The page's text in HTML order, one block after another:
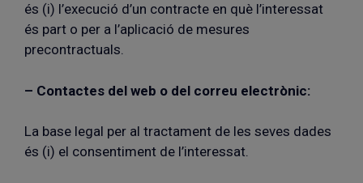
és (i) l’execució d’un contracte en què l’interessat
és part o per a l’aplicació de mesures
precontractuals.
– Contactes del web o del correu electrònic:
La base legal per al tractament de les seves dades
és (i) el consentiment de l’interessat.